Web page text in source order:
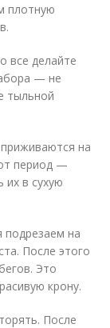
плотную
все делайте
— не
тыльной
на
период —
их в сухую
подрезаем на
После этого
Это
крону.
После